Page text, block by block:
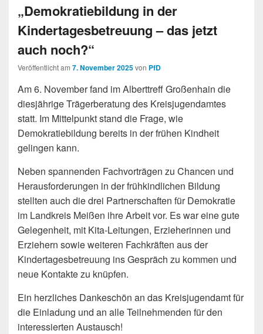
„Demokratiebildung in der
Kindertagesbetreuung – das jetzt
auch noch?“
Veröffentlicht am 7. November 2025von PfD
Am 6. November fand im Alberttreff Großenhain die
diesjährige Trägerberatung des Kreisjugendamtes
statt. Im Mittelpunkt stand die Frage, wie
Demokratiebildung bereits in der frühen Kindheit
gelingen kann.
Neben spannenden Fachvorträgen zu Chancen und
Herausforderungen in der frühkindlichen Bildung
stellten auch die drei Partnerschaften für Demokratie
im Landkreis Meißen ihre Arbeit vor. Es war eine gute
Gelegenheit, mit Kita-Leitungen, Erzieherinnen und
Erziehern sowie weiteren Fachkräften aus der
Kindertagesbetreuung ins Gespräch zu kommen und
neue Kontakte zu knüpfen.
Ein herzliches Dankeschön an das Kreisjugendamt für
die Einladung und an alle Teilnehmenden für den
interessierten Austausch!